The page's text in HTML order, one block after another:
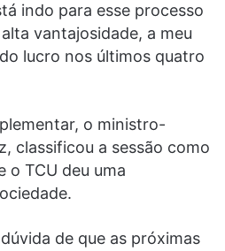
indo para esse processo
vantajosidade, a meu
lucro nos últimos quatro
o ministro-
classificou a sessão como
o TCU deu uma
de que as próximas